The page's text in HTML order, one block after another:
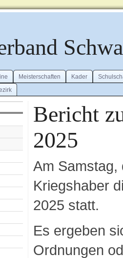
Meisterschaften Kader
Bericht
2025
Am Samstag,
Kriegshaber
2025 statt.
Es ergeben
Ordnungen